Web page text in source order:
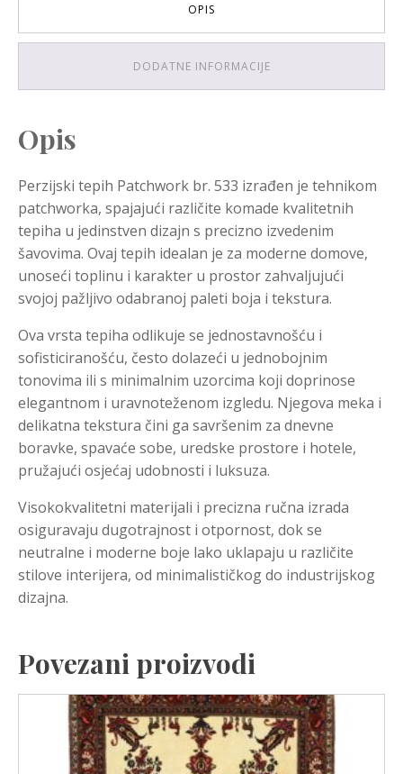
OPIS
DODATNE INFORMACIJE
Opis
Perzijski tepih Patchwork br. 533 izrađen je tehnikom
patchworka, spajajući različite komade kvalitetnih
tepiha u jedinstven dizajn s precizno izvedenim
šavovima. Ovaj tepih idealan je za moderne domove,
unoseći toplinu i karakter u prostor zahvaljujući
svojoj pažljivo odabranoj paleti boja i tekstura.
Ova vrsta tepiha odlikuje se jednostavnošću i
sofisticiranošću, često dolazeći u jednobojnim
tonovima ili s minimalnim uzorcima koji doprinose
elegantnom i uravnoteženom izgledu. Njegova meka i
delikatna tekstura čini ga savršenim za dnevne
boravke, spavaće sobe, uredske prostore i hotele,
pružajući osjećaj udobnosti i luksuza.
Visokokvalitetni materijali i precizna ručna izrada
osiguravaju dugotrajnost i otpornost, dok se
neutralne i moderne boje lako uklapaju u različite
stilove interijera, od minimalističkog do industrijskog
dizajna.
Povezani proizvodi